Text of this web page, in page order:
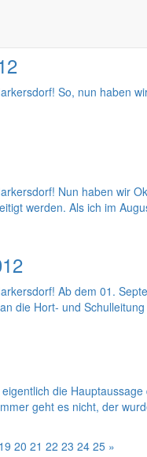
am Plätzchenbacken.
So, nun haben
Nun haben wir
werden. Als ich im
Ab dem 01.
die Hort- und
die
geht es nicht, der
19 20 21 22 23 24 25 »